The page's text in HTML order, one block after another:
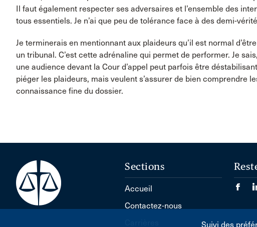
Il faut également respecter ses adversaires et l’ensemble des
tous essentiels. Je n’ai que peu de tolérance face à des demi-
Je terminerais en mentionnant aux plaideurs qu’il est normal
un tribunal. C’est cette adrénaline qui permet de performer. Je
une audience devant la Cour d’appel peut parfois être
piéger les plaideurs, mais veulent s’assurer de bien comprendre
connaissance fine du dossier.
Sections
Accueil
Contactez-nous
Suivi des